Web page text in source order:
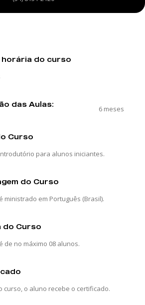
horária do curso
das Aulas:
6 meses
Curso
para alunos iniciantes.
do Curso
ministrado em Português (Brasil).
do Curso
de no máximo 08 alunos.
curso, o aluno recebe o certificado.